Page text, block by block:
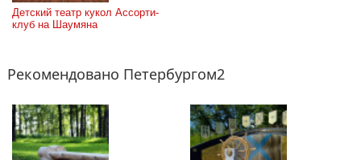
Детский театр кукол Ассорти-
клуб на Шаумяна
Рекомендовано Петербургом2